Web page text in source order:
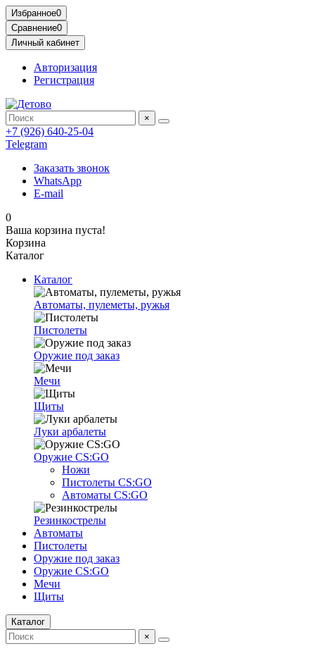
Избранное0
Сравнение0
Личный кабинет
Авторизация
Регистрация
×
+7 (926) 640-25-04
Telegram
Заказать звонок
WhatsApp
E-mail
0
Ваша корзина пуста!
Корзина
Каталог
Каталог
Автоматы, пулеметы, ружья
Пистолеты
Оружие под заказ
Мечи
Щиты
Луки арбалеты
Оружие CS:GO
Ножи
Пистолеты CS:GO
Автоматы CS:GO
Резинкострелы
Автоматы
Пистолеты
Оружие под заказ
Оружие CS:GO
Мечи
Щиты
Каталог
×